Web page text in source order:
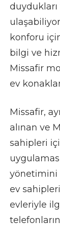
konforu
bilgi ve
Missafir
ev
Missafir,
alınan ve
sahipleri
yönetimini
ev
evleriyle